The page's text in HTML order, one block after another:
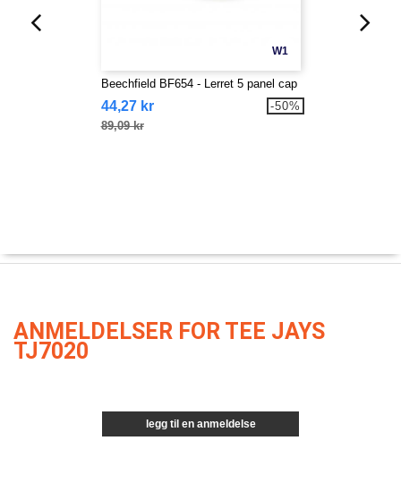
W1
Beechfield BF654 - Lerret 5 panel cap
44,27 kr
89,09 kr
-50%
ANMELDELSER FOR TEE JAYS
TJ7020
legg til en anmeldelse